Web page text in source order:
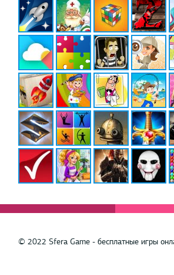
© 2022 Sfera Game - бесплатные игры